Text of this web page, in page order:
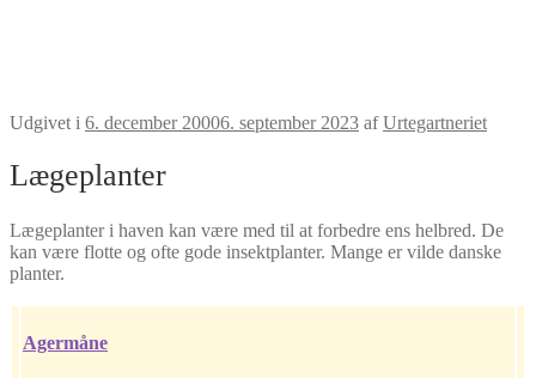
Udgivet i 6. december 20006. september 2023 afUrtegartneriet
Lægeplanter
Lægeplanter i haven kan være med til at forbedre ens helbred. De
kan være flotte og ofte gode insektplanter. Mange er vilde danske
planter.
Agermåne